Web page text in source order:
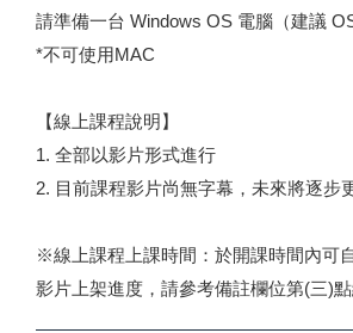
請準備一台 Windows OS 電腦（建議
*不可使用MAC
【線上課程說明】
1. 全部以影片形式進行
2. 目前課程影片尚無字幕，未來將逐步
※線上課程上課時間：於開課時間內可
影片上架進度，請參考備註欄位第(三)